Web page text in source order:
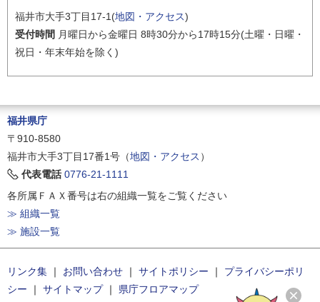
福井市大手3丁目17-1(地図・アクセス)
受付時間 月曜日から金曜日 8時30分から17時15分(土曜・日曜・
祝日・年末年始を除く)
福井県庁
〒910-8580
福井市大手3丁目17番1号（地図・アクセス ）
代表電話 0776-21-1111
各所属ＦＡＸ番号は右の組織一覧をご覧ください
≫ 組織一覧
≫ 施設一覧
リンク集 ｜ お問い合わせ ｜ サイトポリシー ｜
プライバシーポリ
シー ｜ サイトマップ｜ 県庁フロアマップ